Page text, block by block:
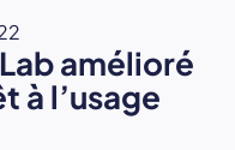
amélioré
à l’usage